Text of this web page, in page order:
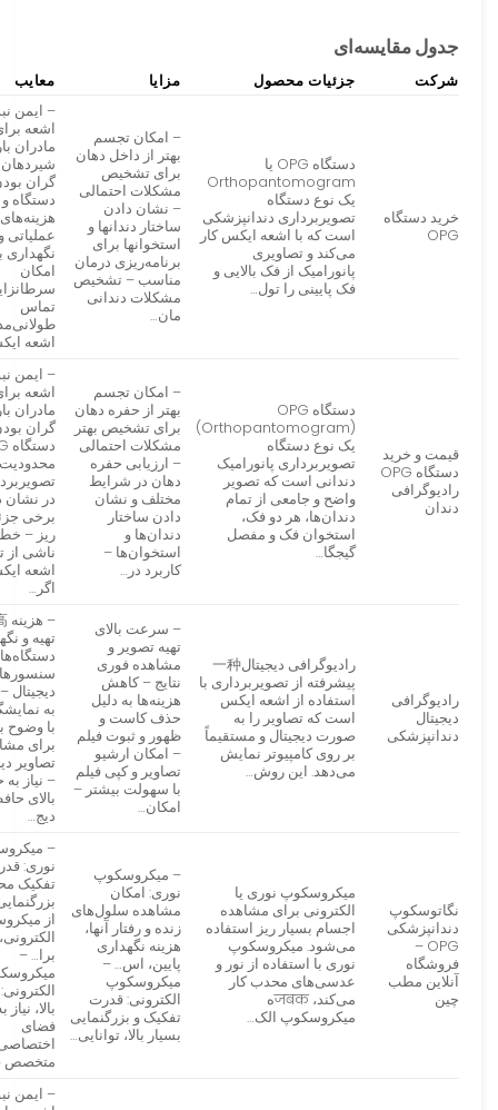
جدول مقایسه‌ای
شرکت جزئیات محصول مزایا معایب
خرید دستگاه
OPG
دستگاه OPG یا
Orthopantomogram
یک نوع دستگاه
تصویربرداری دندانپزشکی
است که با اشعه ایکس کار
می‌کند و تصاویری
پانورامیک از فک بالایی و
فک پایینی را تول…
– امکان تجسم
بهتر از داخل دهان
برای تشخیص
مشکلات احتمالی
– نشان دادن
ساختار دندانها و
استخوانها برای
برنامه‌ریزی درمان
مناسب – تشخیص
مشکلات دندانی
مان…
– ایمن
اشعه
مادران
گران
دستگاه و
هزینه‌های
عملیاتی
نگهداری
امکان
تماس
اشعه
قیمت و خرید
دستگاه OPG
رادیوگرافی
دندان
دستگاه OPG
(Orthopantomogram)
یک نوع دستگاه
تصویربرداری پانورامیک
دندانی است که تصویر
واضح و جامعی از تمام
دندان‌ها، هر دو فک،
استخوان فک و مفصل
گیجگا…
– امکان تجسم
بهتر از حفره دهان
برای تشخیص بهتر
مشکلات احتمالی
– ارزیابی حفره
دهان در شرایط
مختلف و نشان
دادن ساختار
دندان‌ها و
استخوان‌ها –
کاربرد در…
– ایمن
اشعه
مادران
گران
در نشان
برخی
ریز –
ناشی از
اشعه
اگر…
رادیوگرافی
دیجیتال
دندانپزشکی
رادیوگرافی دیجیتال一种
پیشرفته از تصویربرداری با
استفاده از اشعه ایکس
است که تصاویر را به
صورت دیجیتال و مستقیماً
بر روی کامپیوتر نمایش
می‌دهد. این روش…
– سرعت بالای
تهیه تصویر و
مشاهده فوری
نتایج – کاهش
هزینه‌ها به دلیل
حذف کاست و
ظهور و ثبوت فیلم
– امکان ارشیو
تصاویر و کپی فیلم
با سهولت بیشتر –
امکان…
تهیه و
دیجیتال –
به
با وضوح
برای
تصاویر
– نیاز
بالای
دیج…
نگاتوسکوپ
دندانپزشکی
OPG –
فروشگاه
آنلاین مطب
چین
میکروسکوپ نوری یا
الکترونی برای مشاهده
اجسام بسیار ریز استفاده
می‌شود. میکروسکوپ
نوری با استفاده از نور و
عدسی‌های محدب کار
می‌کند، जबकه
میکروسکوپ الک…
– میکروسکوپ
نوری: امکان
مشاهده سلول‌های
زنده و رفتار آنها،
هزینه نگهداری
پایین، اس… –
میکروسکوپ
الکترونی: قدرت
تفکیک و بزرگنمایی
بسیار بالا، توانایی…
–
نوری:
تفکیک
از
برا… –
بالا، نیاز
فضای
متخصص
– ایمن